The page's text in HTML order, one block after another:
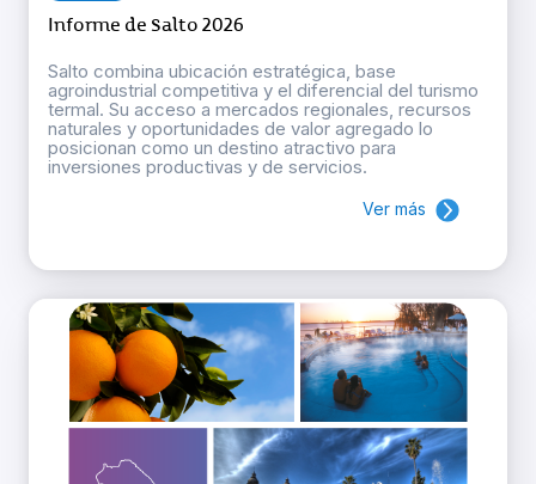
Informe de Salto 2026
Salto combina ubicación estratégica, base
agroindustrial competitiva y el diferencial del turismo
termal. Su acceso a mercados regionales, recursos
naturales y oportunidades de valor agregado lo
posicionan como un destino atractivo para
inversiones productivas y de servicios.
Ver más